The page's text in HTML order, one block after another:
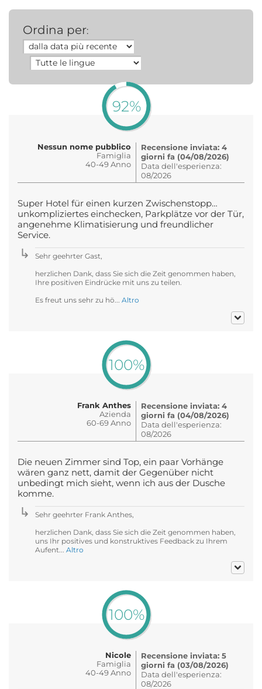
Ordina per:
92%
Nessun nome pubblico
Famiglia
40-49 Anno
Recensione inviata: 4
giorni fa (04/08/2026)
Data dell'esperienza:
08/2026
Super Hotel für einen kurzen Zwischenstopp…
unkompliziertes einchecken, Parkplätze vor der Tür,
angenehme Klimatisierung und freundlicher
Service.
Sehr geehrter Gast,
herzlichen Dank, dass Sie sich die Zeit genommen haben,
Ihre positiven Eindrücke mit uns zu teilen.
Es freut uns sehr zu hö... Altro
100%
Frank Anthes
Azienda
60-69 Anno
Recensione inviata: 4
giorni fa (04/08/2026)
Data dell'esperienza:
08/2026
Die neuen Zimmer sind Top, ein paar Vorhänge
wären ganz nett, damit der Gegenüber nicht
unbedingt mich sieht, wenn ich aus der Dusche
komme.
Sehr geehrter Frank Anthes,
herzlichen Dank, dass Sie sich die Zeit genommen haben,
uns Ihr positives und konstruktives Feedback zu Ihrem
Aufent... Altro
100%
Nicole
Famiglia
40-49 Anno
Recensione inviata: 5
giorni fa (03/08/2026)
Data dell'esperienza:
08/2026